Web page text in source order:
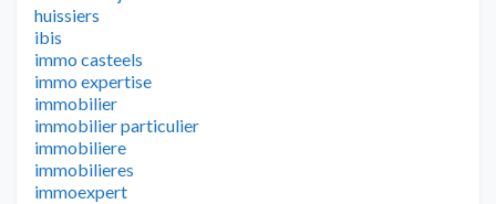
huissiers
ibis
immo casteels
immo expertise
immobilier
immobilier particulier
immobiliere
immobilieres
immoexpert